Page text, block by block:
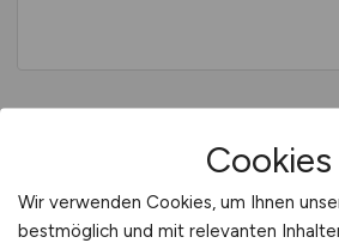
INGENIEURWESEN.
Cookies
Wir verwenden Cookies, um Ihnen
bestmöglich und mit relevanten